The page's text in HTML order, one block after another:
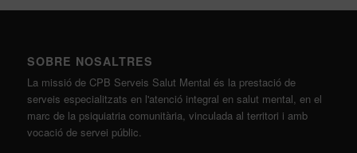
SOBRE NOSALTRES
La missió de CPB Serveis Salut Mental és la prestació de
serveis especialitzats en l'atenció integral en salut mental, en el
marc de la psiquiatria comunitària, vinculada al territori i amb
vocació de servei públic.